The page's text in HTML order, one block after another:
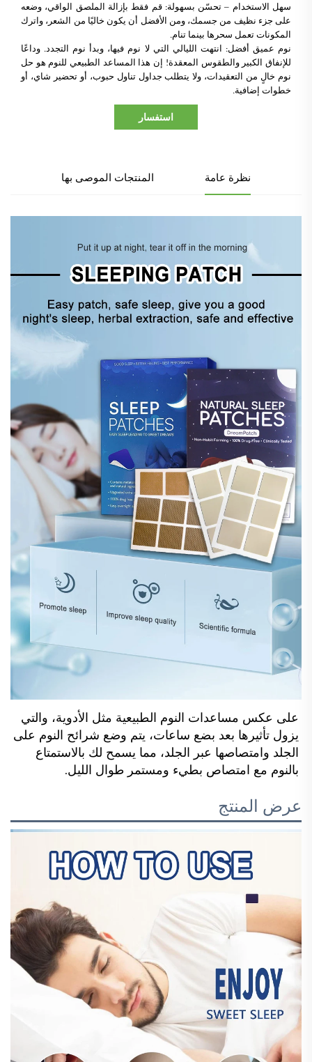
سهل الاستخدام – تحسّن بسهولة: قم فقط بإزالة الملصق الواقي، وضعه
على جزء نظيف من جسمك، ومن الأفضل أن يكون خاليًا من الشعر، واترك
المكونات تعمل سحرها بينما تنام.
نوم عميق أفضل: انتهت الليالي التي لا نوم فيها، وبدأ نوم التجدد. وداعًا
للإنفاق الكبير والطقوس المعقدة! إن هذا المساعد الطبيعي للنوم هو حل
نوم خالٍ من التعقيدات، ولا يتطلب جداول تناول حبوب، أو تحضير شاي، أو
خطوات إضافية.
استفسار
نظرة عامة المنتجات الموصى بها
بالنوم مع امتصاص بطيء ومستمر طوال الليل.
عرض المنتج